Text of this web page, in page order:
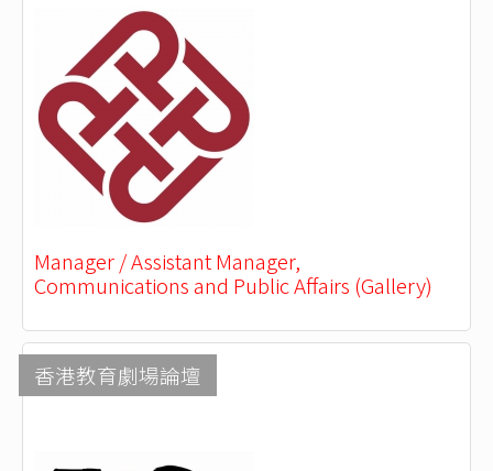
Manager / Assistant Manager,
Communications and Public Affairs (Gallery)
香港教育劇場論壇